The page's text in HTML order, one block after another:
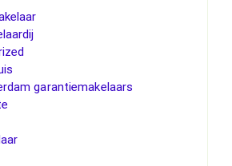
garantiemakelaars